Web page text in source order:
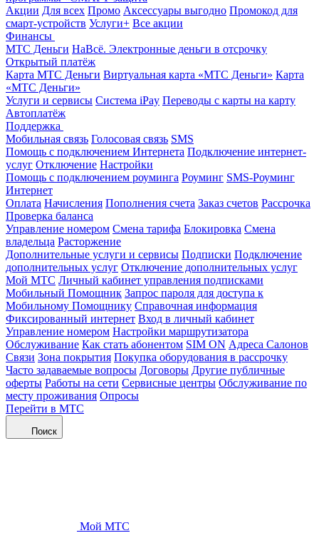
Акции Для всех Промо Аксессуары выгодно Промокод для
смарт-устройств Услуги+ Все акции
Финансы
МТС Деньги НаВсё. Электронные деньги в отсрочку
Открытый платёж
Карта МТС Деньги Виртуальная карта «МТС Деньги» Карта
«МТС Деньги»
Услуги и сервисы Система iPay Переводы с карты на карту
Автоплатёж
Поддержка
Мобильная связь Голосовая связь SMS
Помощь с подключением Интернета Подключение интернет-
услуг Отключение Настройки
Помощь с подключением роуминга Роуминг SMS-Роуминг
Интернет
Оплата Начисления Пополнения счета Заказ счетов Рассрочка
Проверка баланса
Управление номером Смена тарифа Блокировка Смена
владельца Расторжение
Дополнительные услуги и сервисы Подписки Подключение
дополнительных услуг Отключение дополнительных услуг
Мой МТС Личный кабинет управления подписками
Мобильный Помощник Запрос пароля для доступа к
Мобильному Помощнику Справочная информация
Фиксированный интернет Вход в личный кабинет
Управление номером Настройки маршрутизатора
Обслуживание Как стать абонентом SIM ON Адреса Салонов
Связи Зона покрытия Покупка оборудования в рассрочку
Часто задаваемые вопросы Договоры Другие публичные
оферты Работы на сети Сервисные центры Обслуживание по
месту проживания Опросы
Перейти в МТС
Поиск
Мой МТС